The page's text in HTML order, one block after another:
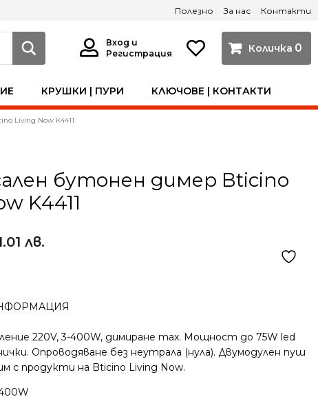
КРУШКИ | ПУРИ КЛЮЧОВЕ | КОНТАКТИ
0
Вход и
Регистрация
Полезно За нас Контакти
Living Now K4411
бутонен димер Bticino
K4411
лв.
220V, 3-400W, димиране max. Мощност до 75W led
Опроводяване без неутрала (нула). Двумодулен пуш
с продукти на Bticino Living Now.